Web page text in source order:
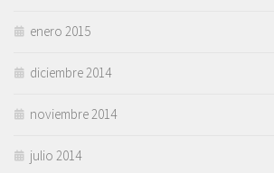
enero 2015
diciembre 2014
noviembre 2014
julio 2014